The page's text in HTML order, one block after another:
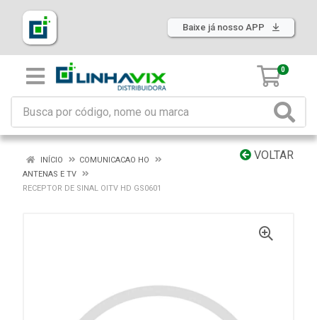
Baixe já nosso APP
0
VOLTAR
INÍCIO
COMUNICACAO HO
ANTENAS E TV
RECEPTOR DE SINAL OITV HD GS0601